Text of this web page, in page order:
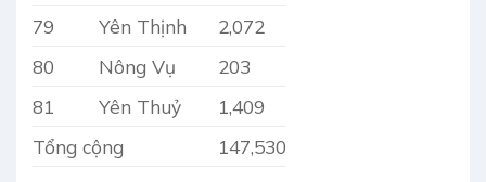
79
Yên Thịnh
2,072
80
Nông Vụ
203
81
Yên Thuỷ
1,409
Tổng cộng
147,530